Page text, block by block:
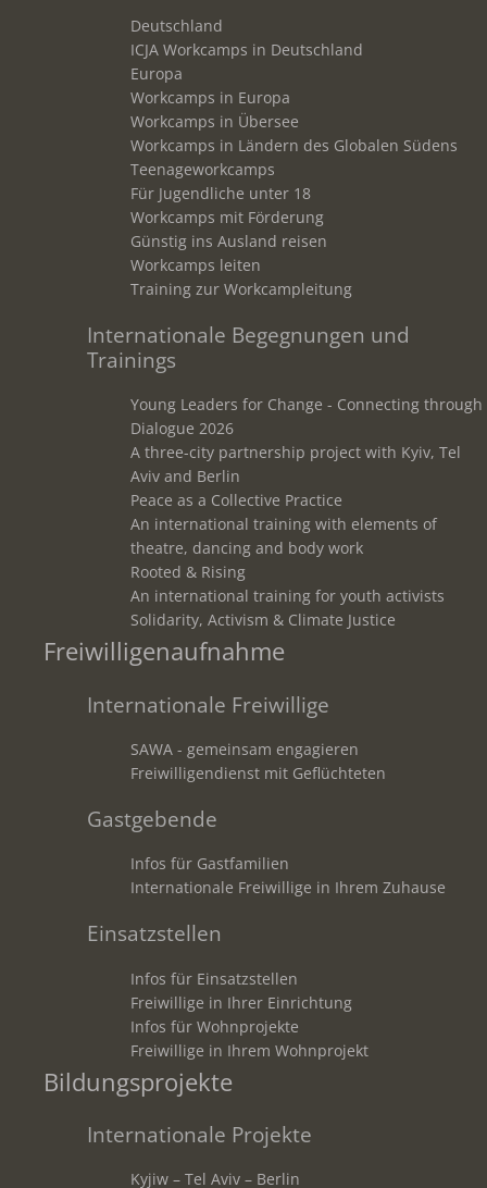
Deutschland
ICJA Workcamps in Deutschland
Europa
Workcamps in Europa
Workcamps in Übersee
Workcamps in Ländern des Globalen Südens
Teenageworkcamps
Für Jugendliche unter 18
Workcamps mit Förderung
Günstig ins Ausland reisen
Workcamps leiten
Training zur Workcampleitung
Internationale Begegnungen und
Trainings
Young Leaders for Change - Connecting through
Dialogue 2026
A three-city partnership project with Kyiv, Tel
Aviv and Berlin
Peace as a Collective Practice
An international training with elements of
theatre, dancing and body work
Rooted & Rising
An international training for youth activists
Solidarity, Activism & Climate Justice
Freiwilligenaufnahme
Internationale Freiwillige
SAWA - gemeinsam engagieren
Freiwilligendienst mit Geflüchteten
Gastgebende
Infos für Gastfamilien
Internationale Freiwillige in Ihrem Zuhause
Einsatzstellen
Infos für Einsatzstellen
Freiwillige in Ihrer Einrichtung
Infos für Wohnprojekte
Freiwillige in Ihrem Wohnprojekt
Bildungsprojekte
Internationale Projekte
Kyjiw – Tel Aviv – Berlin